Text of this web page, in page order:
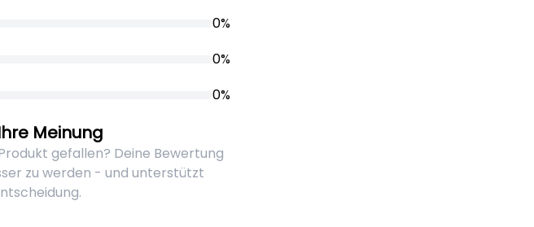
0%
0%
0%
Meinung
gefallen? Deine Bewertung
zu werden - und unterstützt